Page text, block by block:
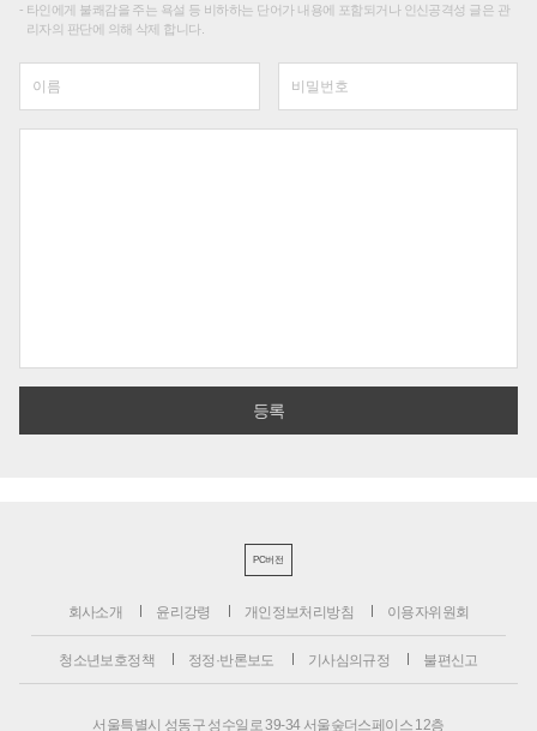
타인에게 불쾌감을 주는 욕설 등 비하하는 단어가 내용에 포함되거나 인신공격성 글은 관
리자의 판단에 의해 삭제 합니다.
PC버전
회사소개 윤리강령 개인정보처리방침 이용자위원회
청소년보호정책 정정·반론보도 기사심의규정 불편신고
서울특별시 성동구 성수일로 39-34 서울숲더스페이스 12층